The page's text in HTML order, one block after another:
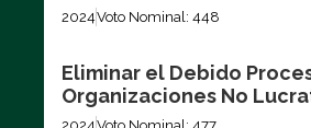
2024Voto Nominal: 448
Eliminar el Debido
Organizaciones No